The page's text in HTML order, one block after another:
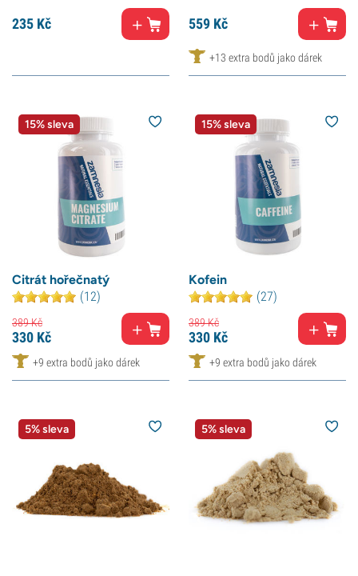
235 Kč 559 Kč
+13 extra bodů jako dárek
15% sleva
Citrát hořečnatý
(12)
389Kč
330 Kč
+9 extra bodů jako dárek
15% sleva
Kofein
(27)
389Kč
330 Kč
+9 extra bodů jako dárek
5% sleva 5% sleva